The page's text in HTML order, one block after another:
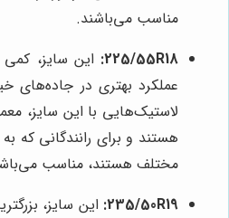
مناسب می‌باشند.
225/55R18: این سایز، کمی
عملکرد بهتری در جاده‌های
لاستیک‌هایی با این سایز،
هستند و برای رانندگانی که
مختلف هستند، مناسب
235/50R19: این سایز،